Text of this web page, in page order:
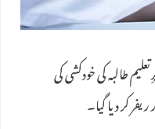
طالبہ کی خودکشی کی
کر دیا گیا۔